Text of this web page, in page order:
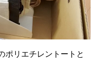
ポリエチレントートと